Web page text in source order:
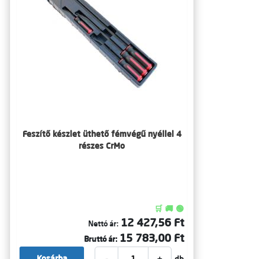
Feszítő készlet üthető fémvégű nyéllel 4
részes CrMo
🛒 🚚 🟢
Nettó ár: 12 427,56 Ft
Bruttó ár: 15 783,00 Ft